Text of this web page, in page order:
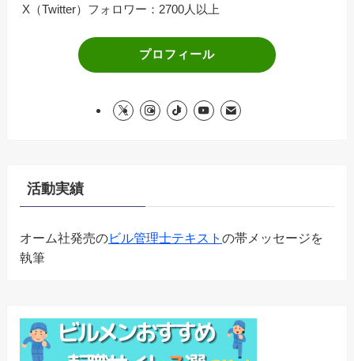
X（Twitter）フォロワー：2700人以上
プロフィール
活動実績
オーム社発売のビル管理士テキスト の帯メッセージを
執筆